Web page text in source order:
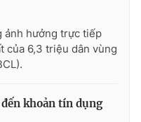
ảnh hưởng trực tiếp
của 6,3 triệu dân vùng
khoản tín dụng